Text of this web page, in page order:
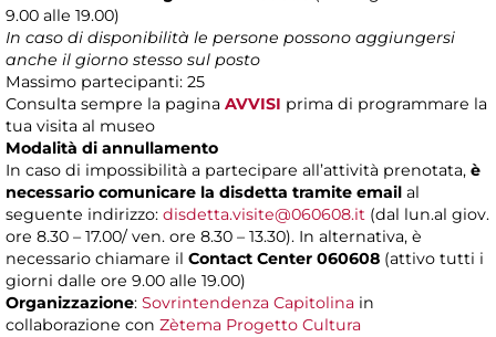
9.00 alle 19.00)
In caso di disponibilità le persone possono aggiungersi
anche il giorno stesso sul posto
Massimo partecipanti: 25
Consulta sempre la pagina AVVISI prima di programmare la
tua visita al museo
Modalità di annullamento
In caso di impossibilità a partecipare all’attività prenotata, è
necessario comunicare la disdetta tramite email al
seguente indirizzo: disdetta.visite@060608.it (dal lun.al giov.
ore 8.30 – 17.00/ ven. ore 8.30 – 13.30). In alternativa, è
necessario chiamare il Contact Center 060608 (attivo tutti i
giorni dalle ore 9.00 alle 19.00)
Organizzazione: Sovrintendenza Capitolina in
collaborazione con Zètema Progetto Cultura